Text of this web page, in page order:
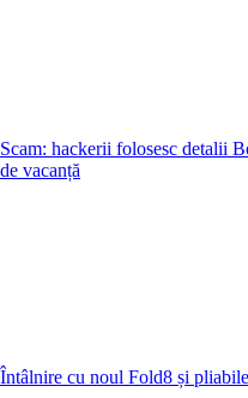
Scam: hackerii folosesc detalii
de vacanță
Întâlnire cu noul Fold8 și